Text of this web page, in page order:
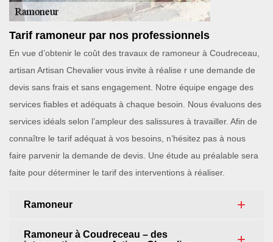
Tarif ramoneur par nos professionnels
En vue d’obtenir le coût des travaux de ramoneur à Coudreceau,
artisan Artisan Chevalier vous invite à réalise r une demande de
devis sans frais et sans engagement. Notre équipe engage des
services fiables et adéquats à chaque besoin. Nous évaluons des
services idéals selon l’ampleur des salissures à travailler. Afin de
connaître le tarif adéquat à vos besoins, n’hésitez pas à nous
faire parvenir la demande de devis. Une étude au préalable sera
faite pour déterminer le tarif des interventions à réaliser.
Ramoneur
Ramoneur à Coudreceau – des